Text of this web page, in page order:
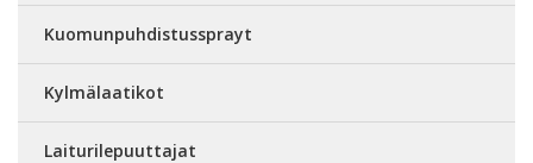
Kuomunpuhdistussprayt
Kylmälaatikot
Laiturilepuuttajat